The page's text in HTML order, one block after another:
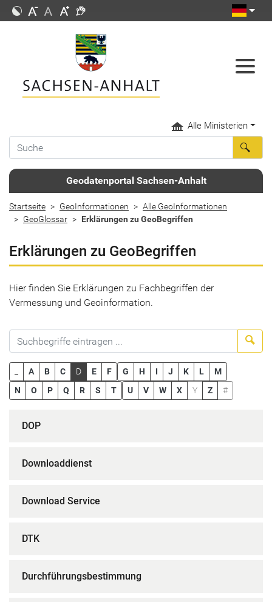
Alle Ministerien
Geodatenportal Sachsen-Anhalt
Startseite GeoInformationen
Alle GeoInformationen
GeoGlossar
Erklärungen zu GeoBegriffen
Erklärungen zu GeoBegriffen
Hier finden Sie Erklärungen zu Fachbegriffen der
Vermessung und Geoinformation.
A B C D E F G H I J K L
M
N
O P Q R S T U V W X Y Z #
DOP
Downloaddienst
Download Service
DTK
Durchführungsbestimmung